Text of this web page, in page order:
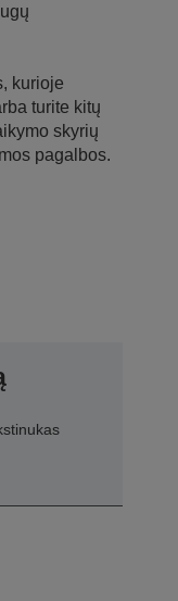
kurioje
turite kitų
skyrių
pagalbos.